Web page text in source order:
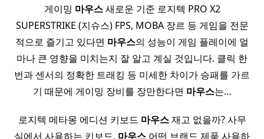
게이밍 마우스새로운 기준 로지텍 PRO X2
SUPERSTRIKE (지슈스) FPS, MOBA 장르 등 게임을 전문
적으로 즐기고 있다면 마우스의 성능이 게임 플레이에 얼
마나 큰 영향을 미치는지 잘 알고 계실 것입니다. 클릭 한
번과 센서의 정확한 트래킹 등 미세한 차이가 승패를 가르
기 때문에 게이밍 장비를 장만한다면 마우스는…
로지텍 메타몽 에디션 키보드 마우스재고 없을까? 사무
실에서 사용하는 키보드, 마우스 어떤 브랜드 제품 사용하